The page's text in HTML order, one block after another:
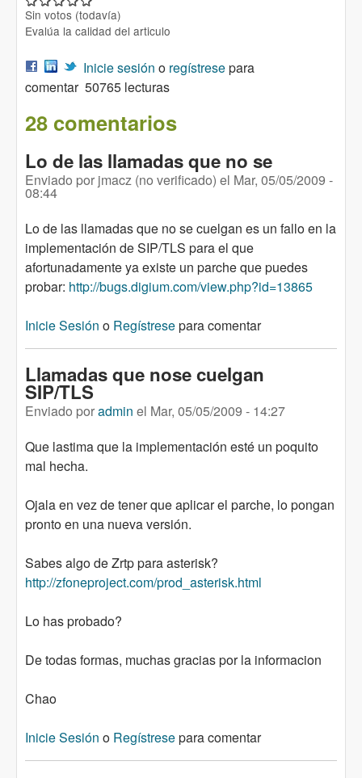
Sin votos (todavía)
Evalúa la calidad del articulo
Inicie sesión o regístresepara
comentar 50765 lecturas
28 comentarios
Lo de las llamadas que no se
Enviado por jmacz (no verificado) el Mar, 05/05/2009 -
08:44
Lo de las llamadas que no se cuelgan es un fallo en la
implementación de SIP/TLS para el que
afortunadamente ya existe un parche que puedes
probar: http://bugs.digium.com/view.php?id=13865
Inicie Sesión o Regístresepara comentar
Llamadas que nose cuelgan
SIP/TLS
Enviado poradmin el Mar, 05/05/2009 - 14:27
Que lastima que la implementación esté un poquito
mal hecha.
Ojala en vez de tener que aplicar el parche, lo pongan
pronto en una nueva versión.
Sabes algo de Zrtp para asterisk?
http://zfoneproject.com/prod_asterisk.html
Lo has probado?
De todas formas, muchas gracias por la informacion
Chao
Inicie Sesión o Regístresepara comentar